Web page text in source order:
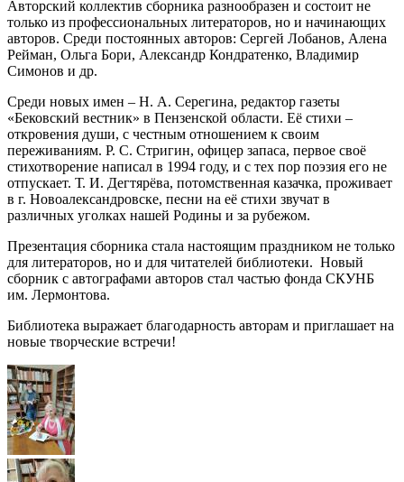
Авторский коллектив сборника разнообразен и состоит не
только из профессиональных литераторов, но и начинающих
авторов. Среди постоянных авторов: Сергей Лобанов, Алена
Рейман, Ольга Бори, Александр Кондратенко, Владимир
Симонов и др.
Среди новых имен – Н. А. Серегина, редактор газеты
«Бековский вестник» в Пензенской области. Её стихи –
откровения души, с честным отношением к своим
переживаниям. Р. С. Стригин, офицер запаса, первое своё
стихотворение написал в 1994 году, и с тех пор поэзия его не
отпускает. Т. И. Дегтярёва, потомственная казачка, проживает
в г. Новоалександровске, песни на её стихи звучат в
различных уголках нашей Родины и за рубежом.
Презентация сборника стала настоящим праздником не только
для литераторов, но и для читателей библиотеки. Новый
сборник с автографами авторов стал частью фонда СКУНБ
им. Лермонтова.
Библиотека выражает благодарность авторам и приглашает на
новые творческие встречи!